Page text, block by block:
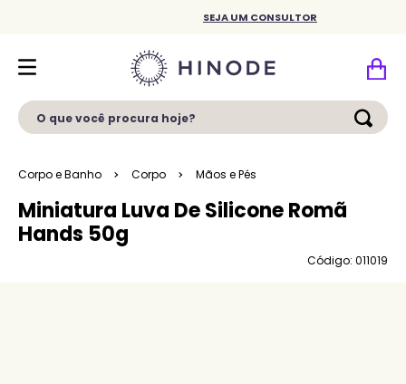
SEJA UM CONSULTOR
O que você procura hoje?
Corpo e Banho Corpo Mãos e Pés
Miniatura Luva De Silicone Romã
Hands 50g
Código: 011019